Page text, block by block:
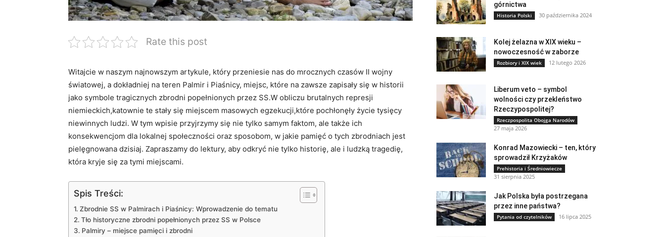
Rate this post
Witajcie w naszym najnowszym artykule, który przeniesie nas do mrocznych czasów II wojny
światowej, a dokładniej na teren Palmir i Piaśnicy, miejsc, które na zawsze zapisały się w historii
jako symbole tragicznych zbrodni popełnionych przez SS.W obliczu brutalnych represji
niemieckich,katownie te stały się miejscem masowych egzekucji,które pochłonęły życie tysięcy
niewinnych ludzi. W tym wpisie przyjrzymy się nie tylko samym faktom, ale także ich
konsekwencjom dla lokalnej społeczności oraz sposobom, w jakie pamięć o tych zbrodniach jest
pielęgnowana dzisiaj. Zapraszamy do lektury, aby odkryć nie tylko historię, ale i ludzką tragedię,
która kryje się za tymi miejscami.
Spis Treści:
Zbrodnie SS w Palmirach i Piaśnicy: Wprowadzenie do tematu
Tło historyczne zbrodni popełnionych przez SS w Polsce
Palmiry – miejsce pamięci i zbrodni
górnictwa
Historia Polski 30 października 2024
Kolej żelazna w XIX wieku –
nowoczesność w zaborze
Rozbiory i XIX wiek 12 lutego 2026
Liberum veto – symbol
wolności czy przekleństwo
Rzeczypospolitej?
Rzeczpospolita Obojga Narodów
27 maja 2026
Konrad Mazowiecki – ten, który
sprowadził Krzyżaków
Prehistoria i Średniowiecze
31 sierpnia 2025
Jak Polska była postrzegana
przez inne państwa?
Pytania od czytelników 16 lipca 2025